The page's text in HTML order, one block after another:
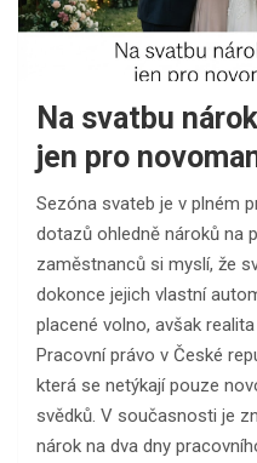
Na svatbu
jen pro
Sezóna svateb je v plném
dotazů ohledně nároků na
zaměstnanců si myslí, že
dokonce jejich vlastní
placené volno, avšak
Pracovní právo v České
která se netýkají pouze
svědků. V současnosti je
nárok na dva dny